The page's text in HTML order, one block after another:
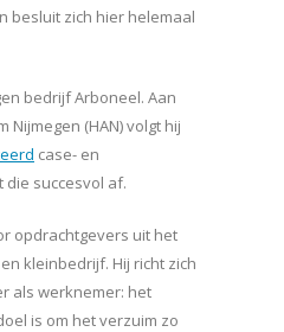
besluit zich hier helemaal
bedrijf Arboneel. Aan
Nijmegen (HAN) volgt hij
case- en
succesvol af.
opdrachtgevers uit het
kleinbedrijf. Hij richt zich
als werknemer: het
is om het verzuim zo